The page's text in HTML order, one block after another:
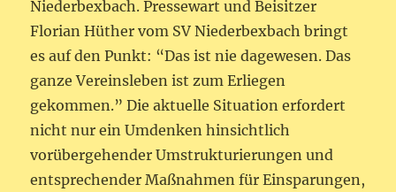
Niederbexbach. Pressewart und Beisitzer
Florian Hüther vom SV Niederbexbach bringt
es auf den Punkt: “Das ist nie dagewesen. Das
ganze Vereinsleben ist zum Erliegen
gekommen.” Die aktuelle Situation erfordert
nicht nur ein Umdenken hinsichtlich
vorübergehender Umstrukturierungen und
entsprechender Maßnahmen für Einsparungen,